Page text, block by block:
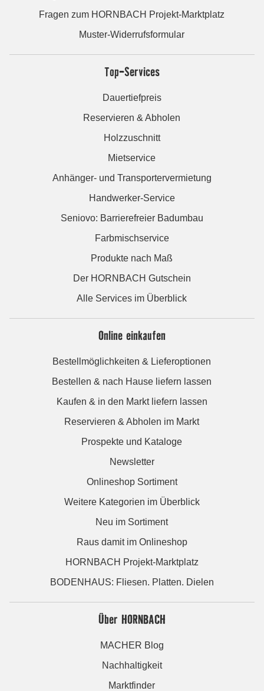
Fragen zum HORNBACH Projekt-Marktplatz
Muster-Widerrufsformular
Top-Services
Dauertiefpreis
Reservieren & Abholen
Holzzuschnitt
Mietservice
Anhänger- und Transportervermietung
Handwerker-Service
Seniovo: Barrierefreier Badumbau
Farbmischservice
Produkte nach Maß
Der HORNBACH Gutschein
Alle Services im Überblick
Online einkaufen
Bestellmöglichkeiten & Lieferoptionen
Bestellen & nach Hause liefern lassen
Kaufen & in den Markt liefern lassen
Reservieren & Abholen im Markt
Prospekte und Kataloge
Newsletter
Onlineshop Sortiment
Weitere Kategorien im Überblick
Neu im Sortiment
Raus damit im Onlineshop
HORNBACH Projekt-Marktplatz
BODENHAUS: Fliesen. Platten. Dielen
Über HORNBACH
MACHER Blog
Nachhaltigkeit
Marktfinder